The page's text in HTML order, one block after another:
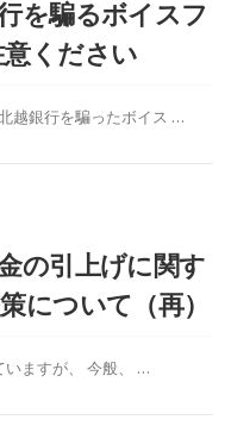
を騙るボイスフ
ください
越銀行を騙ったボイス …
の引上げに関す
について（再）
ますが、 今般、 …